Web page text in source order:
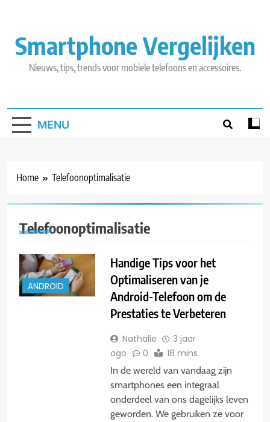
contentSmartphone Vergelijken
Nieuws, tips, trends voor mobiele telefoons en accessoires.
MENU
Home Telefoonoptimalisatie
Telefoonoptimalisatie
ANDROID
Handige Tips voor het
Optimaliseren van je
Android-Telefoon om de
Prestaties te Verbeteren
Nathalie
3 jaar
ago
0 18 mins
In de wereld van vandaag zijn
smartphones een integraal
onderdeel van ons dagelijks leven
geworden. We gebruiken ze voor